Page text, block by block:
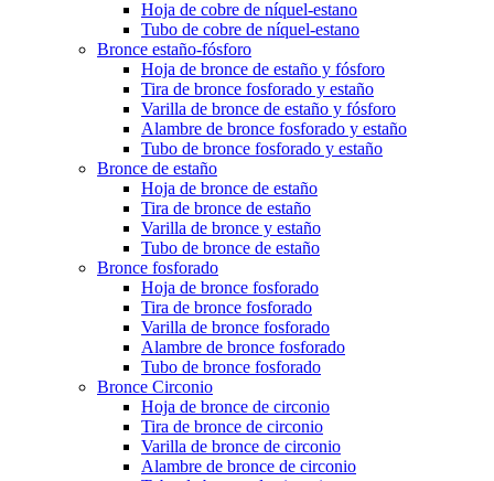
Hoja de cobre de níquel-estano
Tubo de cobre de níquel-estano
Bronce estaño-fósforo
Hoja de bronce de estaño y fósforo
Tira de bronce fosforado y estaño
Varilla de bronce de estaño y fósforo
Alambre de bronce fosforado y estaño
Tubo de bronce fosforado y estaño
Bronce de estaño
Hoja de bronce de estaño
Tira de bronce de estaño
Varilla de bronce y estaño
Tubo de bronce de estaño
Bronce fosforado
Hoja de bronce fosforado
Tira de bronce fosforado
Varilla de bronce fosforado
Alambre de bronce fosforado
Tubo de bronce fosforado
Bronce Circonio
Hoja de bronce de circonio
Tira de bronce de circonio
Varilla de bronce de circonio
Alambre de bronce de circonio